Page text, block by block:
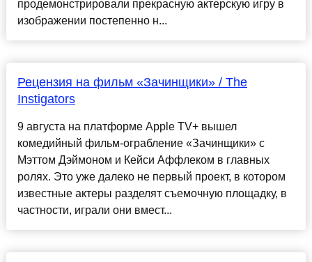
продемонстрировали прекрасную актерскую игру в
изображении постепенно н...
Рецензия на фильм «Зачинщики» / The
Instigators
9 августа на платформе Apple TV+ вышел
комедийный фильм-ограбление «Зачинщики» с
Мэттом Дэймоном и Кейси Аффлеком в главных
ролях. Это уже далеко не первый проект, в котором
известные актеры разделят съемочную площадку, в
частности, играли они вмест...